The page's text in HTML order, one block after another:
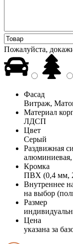
Пожалуйста,
Фасад
Витраж,
Материал
ЛДСП
Цвет
Серый
Раздвижная
Кромка
ПВХ (0,4 мм,
Внутреннее
на выбор
Размер
Цена
указана за